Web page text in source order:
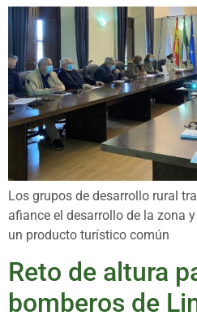
Los grupos de desarrollo rural
afiance el desarrollo de la zona
un producto turístico común
Reto de altura
bomberos de